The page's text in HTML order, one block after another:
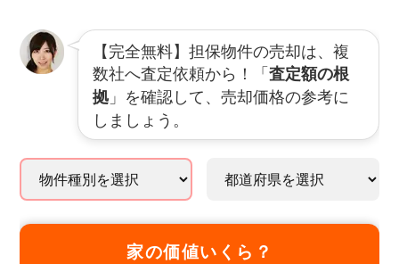
【完全無料】担保物件の売却は、複
数社へ査定依頼から！「査定額の根
拠」を確認して、売却価格の参考に
しましょう。
家の価値いくら？